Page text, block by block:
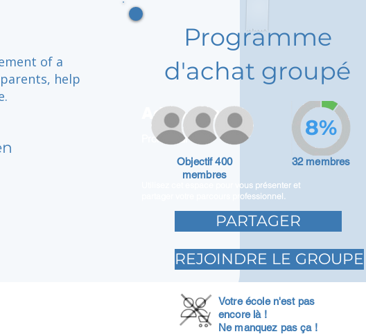
of a
help
Adam Caar
Promoteur
Utilisez cet espace pour vous présenter et
partager votre parcours professionnel.
Programme
d'achat groupé
Objectif 400
membres
32 membres
8%
PARTAGER
REJOINDRE LE GROUPE
Votre école n'est pas
encore là !
Ne manquez pas ça !